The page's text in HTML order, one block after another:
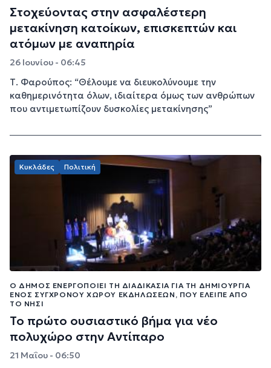
Στοχεύοντας στην ασφαλέστερη
μετακίνηση κατοίκων, επισκεπτών και
ατόμων με αναπηρία
26 Ιουνίου - 06:45
Τ. Φαρούπος: “Θέλουμε να διευκολύνουμε την
καθημερινότητα όλων, ιδιαίτερα όμως των ανθρώπων
που αντιμετωπίζουν δυσκολίες μετακίνησης”
Κυκλάδες Πολιτική
Ο ΔΉΜΟΣ ΕΝΕΡΓΟΠΟΙΕΊ ΤΗ ΔΙΑΔΙΚΑΣΊΑ ΓΙΑ ΤΗ ΔΗΜΙΟΥΡΓΊΑ
ΕΝΌΣ ΣΎΓΧΡΟΝΟΥ ΧΏΡΟΥ ΕΚΔΗΛΏΣΕΩΝ, ΠΟΥ ΈΛΕΙΠΕ ΑΠΌ
ΤΟ ΝΗΣΊ
Το πρώτο ουσιαστικό βήμα για νέο
πολυχώρο στην Αντίπαρο
21 Μαΐου - 06:50